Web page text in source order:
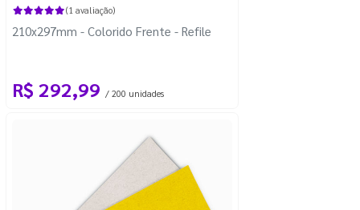
(1 avaliação)
210x297mm - Colorido Frente - Refile
R$ 292,99 / 200 unidades